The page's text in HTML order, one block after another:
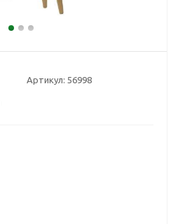
Артикул: 56998